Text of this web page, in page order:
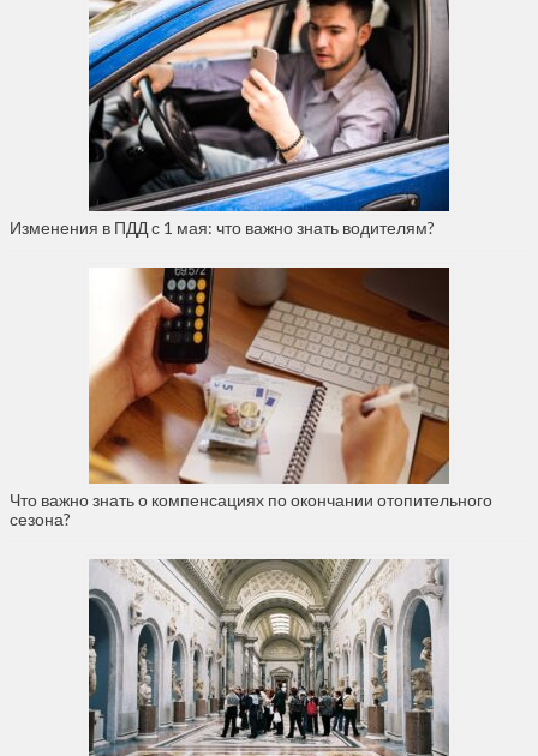
Изменения в ПДД с 1 мая: что важно знать водителям?
Что важно знать о компенсациях по окончании отопительного
сезона?